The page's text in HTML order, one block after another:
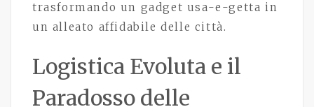
trasformando un gadget usa-e-getta in
un alleato affidabile delle città.
Logistica Evoluta e il
Paradosso delle